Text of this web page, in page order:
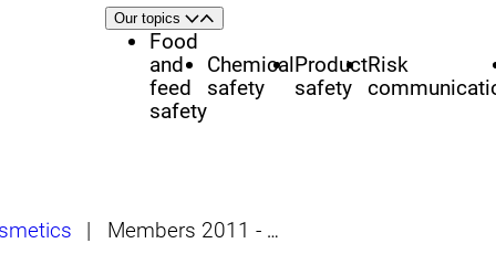
Area
of
focus
Our topics OpenClose
Food
and
feed
safety
Chemical
safety
Product
safety
Risk
| Members 2011 - 2013